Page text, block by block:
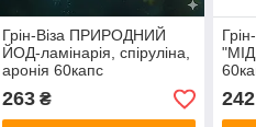
Грін-Віза ПРИРОДНИЙ
ЙОД-ламінарія, спіруліна,
аронія 60капс
263₴ 242